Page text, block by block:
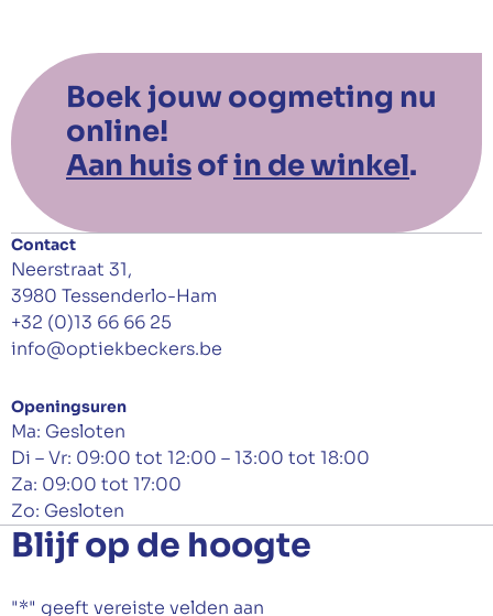
Boek jouw oogmeting nu
online!
Aan huisofin de winkel.
Contact
Neerstraat 31,
3980 Tessenderlo-Ham
+32 (0)13 66 66 25
info@optiekbeckers.be
Openingsuren
Ma: Gesloten
Di – Vr: 09:00 tot 12:00 – 13:00 tot 18:00
Za: 09:00 tot 17:00
Zo: Gesloten
Blijf op de hoogte
"*" geeft vereiste velden aan